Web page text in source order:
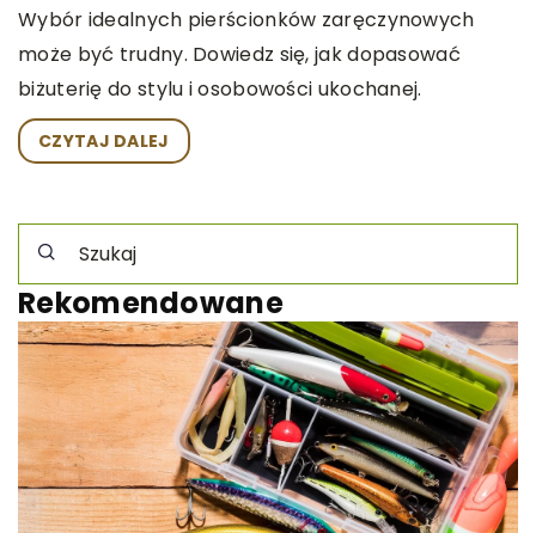
Wybór idealnych pierścionków zaręczynowych
może być trudny. Dowiedz się, jak dopasować
biżuterię do stylu i osobowości ukochanej.
CZYTAJ DALEJ
Rekomendowane